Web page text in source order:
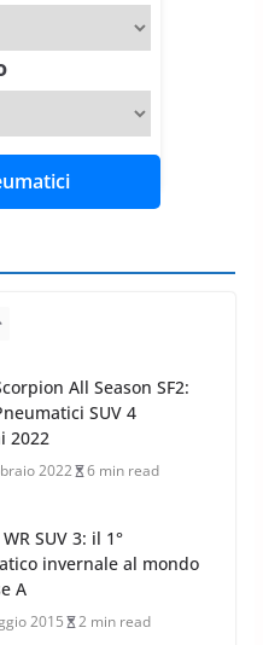
Rover Sport D350 HST
2026 15 min read
SUV 3: il 1°
invernale al mondo
A
2015 2 min read
SUV 3: nuovi
Invernali HP per
invernali difficili
2013 9 min read